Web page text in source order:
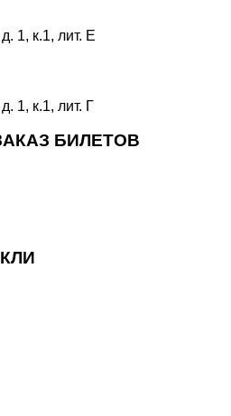
1, к.1, лит. Е
1, к.1, лит. Г
БИЛЕТОВ